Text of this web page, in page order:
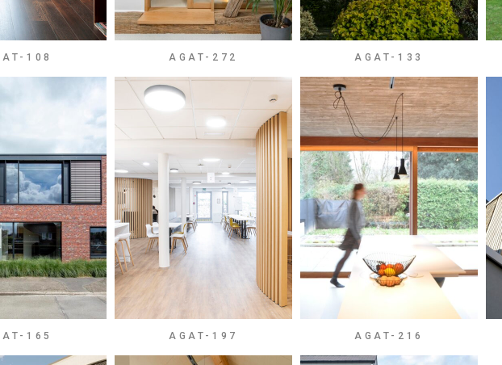
108 AGAT-272 AGAT-133
165 AGAT-197 AGAT-216